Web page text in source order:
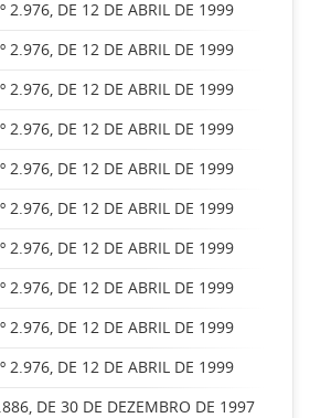
2.976, DE 12 DE ABRIL DE 1999
2.976, DE 12 DE ABRIL DE 1999
2.976, DE 12 DE ABRIL DE 1999
2.976, DE 12 DE ABRIL DE 1999
2.976, DE 12 DE ABRIL DE 1999
2.976, DE 12 DE ABRIL DE 1999
2.976, DE 12 DE ABRIL DE 1999
2.976, DE 12 DE ABRIL DE 1999
2.976, DE 12 DE ABRIL DE 1999
2.976, DE 12 DE ABRIL DE 1999
DE 30 DE DEZEMBRO DE 1997